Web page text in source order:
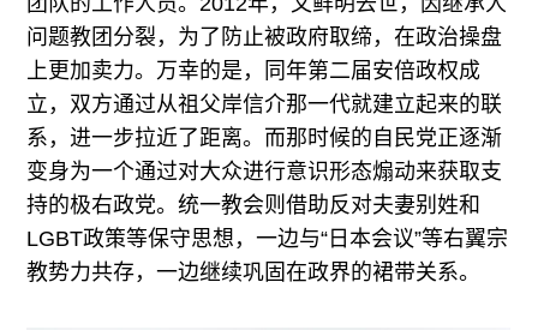
问题教团分裂，为了防止被政府取缔，在政治操盘
上更加卖力。万幸的是，同年第二届安倍政权成
立，双方通过从祖父岸信介那一代就建立起来的联
系，进一步拉近了距离。而那时候的自民党正逐渐
变身为一个通过对大众进行意识形态煽动来获取支
持的极右政党。统一教会则借助反对夫妻别姓和
LGBT政策等保守思想，一边与“日本会议”等右翼宗
教势力共存，一边继续巩固在政界的裙带关系。